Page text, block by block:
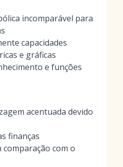
incomparável para
capacidades
e gráficas
e funções
acentuada devido
finanças
com o